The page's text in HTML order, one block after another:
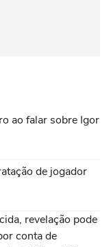
ao falar sobre Igor
de jogador
revelação pode
conta de